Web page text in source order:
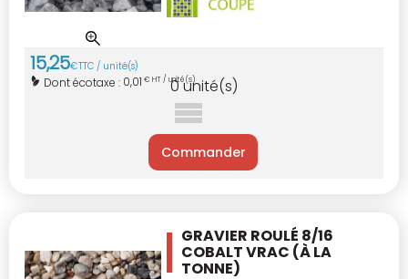
15,25€TTC / unité(s)
Dont écotaxe : 0,01 € HT / unité(s)
0unité(s)
Commander
GRAVIER ROULÉ 8/16
COBALT VRAC (À LA
TONNE)